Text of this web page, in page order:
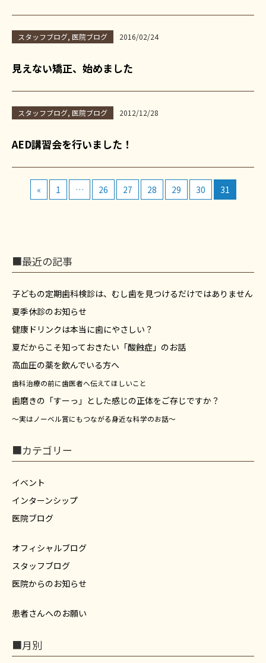
スタッフブログ, 医院ブログ 2016/02/24
見えない矯正、始めました
スタッフブログ, 医院ブログ 2012/12/28
AED講習会を行いました！
« 1 … 26 27 28 29 30 31
■最近の記事
子どもの定期歯科検診は、むし歯を見つけるだけではありません
夏季休診のお知らせ
健康ドリンクは本当に歯にやさしい？
夏だからこそ知っておきたい「酸蝕症」のお話
高血圧の薬を飲んでいる方へ
歯科治療の前に歯医者へ伝えてほしいこと
歯磨きの「すーっ」とした感じの正体をご存じですか？
～実はノーベル賞にもつながる身近な科学のお話～
■カテゴリー
イベント
インターンシップ
医院ブログ
オフィシャルブログ
スタッフブログ
医院からのお知らせ
患者さんへのお願い
■月別